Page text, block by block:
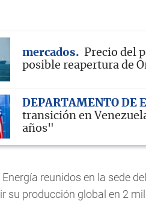
mercados
Precio del
posible reapertura de
DEPARTAMENTO DE
transición en
años"
reunidos en la sede
su producción global en 2